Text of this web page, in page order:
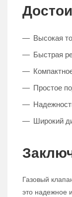
Высокая
Быстрая
Простое
Широкий
Газовый
это надежное